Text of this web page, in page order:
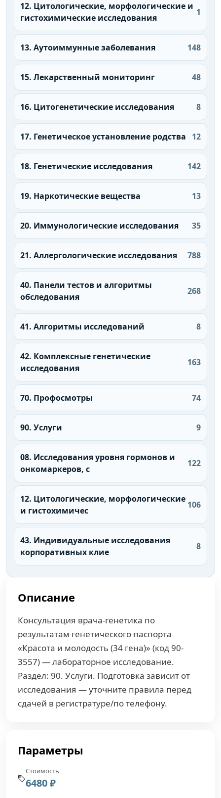
12. Цитологические, морфологические и
гистохимические исследования
1
13. Аутоиммунные заболевания 148
15. Лекарственный мониторинг 48
16. Цитогенетические исследования 8
17. Генетическое установление родства 12
18. Генетические исследования 142
19. Наркотические вещества 13
20. Иммунологические исследования 35
21. Аллергологические исследования 788
40. Панели тестов и алгоритмы
обследования
268
41. Алгоритмы исследований 8
42. Комплексные генетические
исследования
163
70. Профосмотры 74
90. Услуги 9
08. Исследования уровня гормонов и
онкомаркеров, с
122
12. Цитологические, морфологические
и гистохимичес
106
43. Индивидуальные исследования
корпоративных клие
8
Описание
Консультация врача-генетика по
результатам генетического паспорта
«Красота и молодость (34 гена)» (код 90-
3557) — лабораторное исследование.
Раздел: 90. Услуги. Подготовка зависит от
исследования — уточните правила перед
сдачей в регистратуре/по телефону.
Параметры
Стоимость
6480 ₽